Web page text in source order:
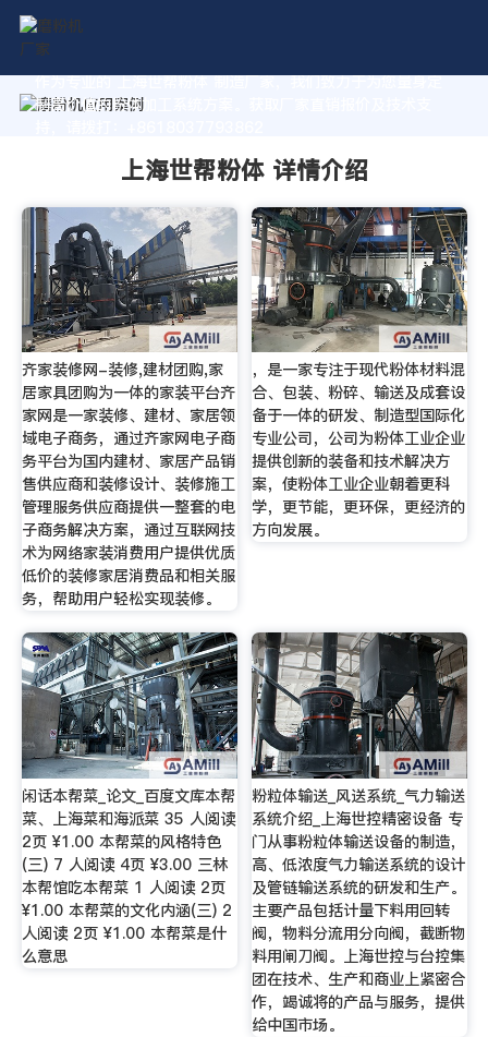
作为专业的 上海世帮粉体 制造厂家，我们致力于为您量身定
制高价值的粉体加工系统方案。获取厂家直销报价及技术支
上海世帮粉体 详情介绍
齐家装修网-装修,建材团购,家
居家具团购为一体的家装平台齐
家网是一家装修、建材、家居领
域电子商务，通过齐家网电子商
务平台为国内建材、家居产品销
售供应商和装修设计、装修施工
管理服务供应商提供一整套的电
子商务解决方案，通过互联网技
术为网络家装消费用户提供优质
低价的装修家居消费品和相关服
务，帮助用户轻松实现装修。
，是一家专注于现代粉体材料混
合、包装、粉碎、输送及成套设
备于一体的研发、制造型国际化
专业公司，公司为粉体工业企业
提供创新的装备和技术解决方
案，使粉体工业企业朝着更科
学，更节能，更环保，更经济的
方向发展。
闲话本帮菜_论文_百度文库本帮
菜、上海菜和海派菜 35 人阅读
2页 ¥1.00 本帮菜的风格特色
(三) 7 人阅读 4页 ¥3.00 三林
本帮馆吃本帮菜 1 人阅读 2页
¥1.00 本帮菜的文化内涵(三) 2
人阅读 2页 ¥1.00 本帮菜是什
么意思
粉粒体输送_风送系统_气力输送
系统介绍_上海世控精密设备 专
门从事粉粒体输送设备的制造，
高、低浓度气力输送系统的设计
及管链输送系统的研发和生产。
主要产品包括计量下料用回转
阀，物料分流用分向阀，截断物
料用闸刀阀。上海世控与台控集
团在技术、生产和商业上紧密合
作，竭诚将的产品与服务，提供
给中国市场。